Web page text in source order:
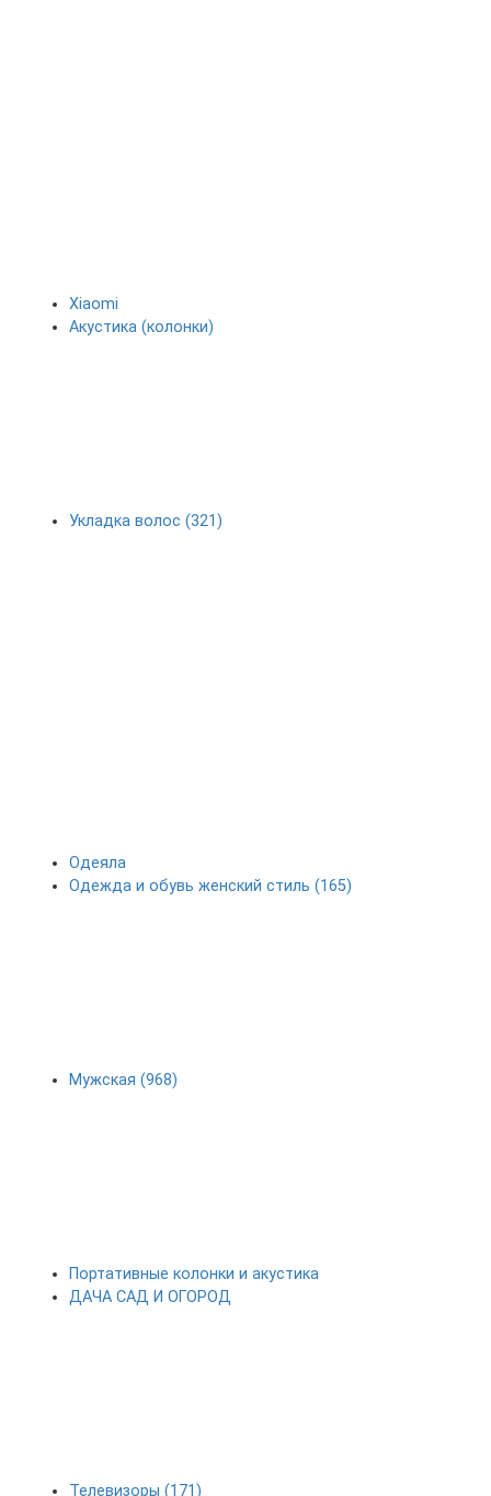
Xiaomi
Акустика (колонки)
Укладка волос (321)
Одеяла
Одежда и обувь женский стиль (165)
Мужская (968)
Портативные колонки и акустика
ДАЧА САД И ОГОРОД
Телевизоры (171)